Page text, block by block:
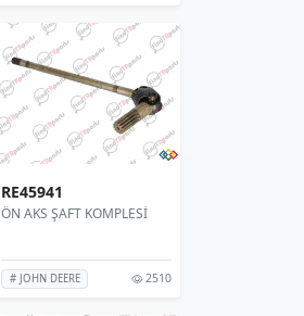
RE45941
ÖN AKS ŞAFT KOMPLESİ
# JOHN DEERE 2510